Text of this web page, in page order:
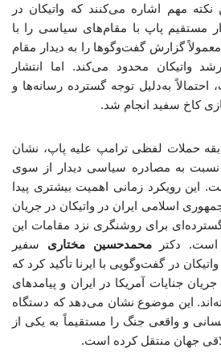
نکته مهم اشاره می‌کنند که واتیکان در
مستقیم پاپ با مقام‌های سیاسی را با
گزارش گفت‌وگوها را به دیدار مقام
واتیکان محدود می‌کند. اما انتشار
احتمالاً به‌دلیل توجه گسترده رسانه‌ها و
کاخ سفید انجام شد.
حملات لفظی ترامپ علیه پاپ، نشان
به مصادره سیاسی دیدار از سوی
این رویکرد زمانی اهمیت بیشتری پیدا
اسلامی ایران در واتیکان در جریان
برای روشنگری نزد مقامات این
است. دکترمحمدحسین مختاری سفیر
در گفت‌وگویی با ایرنا تأکید کرد که
جنایات آمریکا در ایران و پیامدهای
این موضوع نشان می‌دهد که دستگاه
و واقعی جنگ را مستقیماً به یکی از
جهان منتقل کرده است.